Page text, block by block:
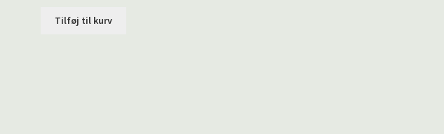
Tilføj til kurv